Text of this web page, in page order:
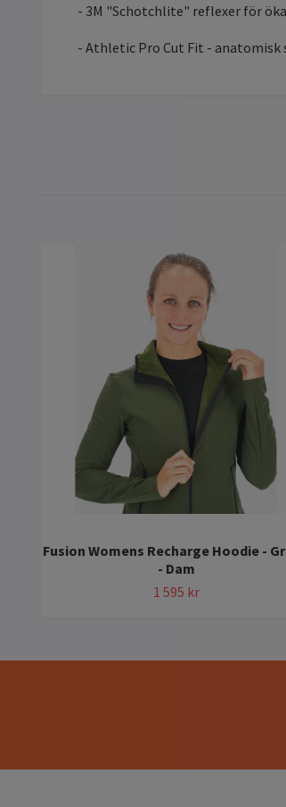
- 3M "Schotchlite" reflexer för
- Athletic Pro Cut Fit -
Fusion Womens Recharge Hoodie -
- Dam
1 595 kr